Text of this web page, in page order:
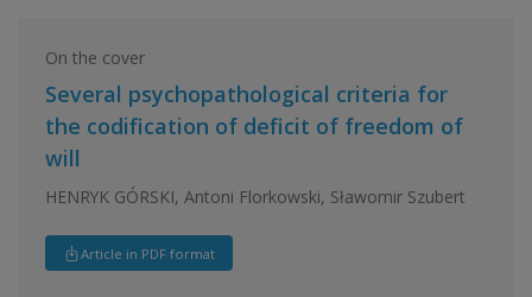
On the cover
Several psychopathological criteria for
the codification of deficit of freedom of
will
HENRYK GÓRSKI, Antoni Florkowski, Sławomir Szubert
Article in PDF format